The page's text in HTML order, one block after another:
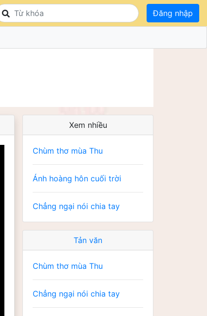
Đăng nhập
Xem nhiều
Chùm thơ mùa Thu
Ánh hoàng hôn cuối trời
Chẳng ngại nói chia tay
Tản văn
Chùm thơ mùa Thu
Chẳng ngại nói chia tay